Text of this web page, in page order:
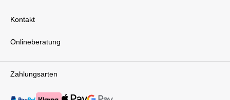
Zahlungsarten
Kontakt
Onlineberatung